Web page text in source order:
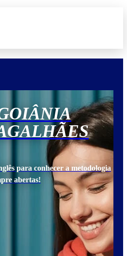
para conhecer a metodologia
abertas!